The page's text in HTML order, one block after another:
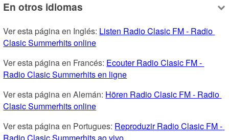
En otros idiomas
Ver esta página en Inglés: Listen Radio Clasic FM - Radio
Clasic Summerhits online
Ver esta página en Francés: Ecouter Radio Clasic FM -
Radio Clasic Summerhits en ligne
Ver esta página en Alemán: Hören Radio Clasic FM - Radio
Clasic Summerhits online
Ver esta página en Portugues: Reproduzir Radio Clasic FM -
Radio Clasic Summerhits ao vivo